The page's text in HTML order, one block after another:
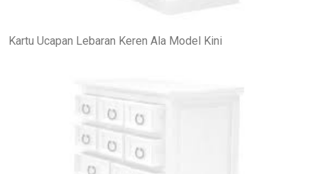
Kartu Ucapan Lebaran Keren Ala Model Kini